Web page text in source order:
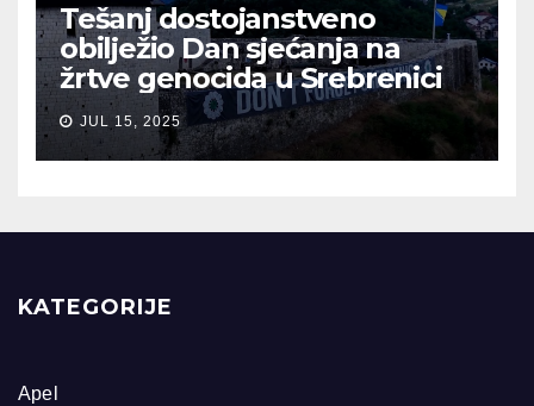
Tešanj dostojanstveno
obilježio Dan sjećanja na
žrtve genocida u Srebrenici
JUL 15, 2025
KATEGORIJE
Apel